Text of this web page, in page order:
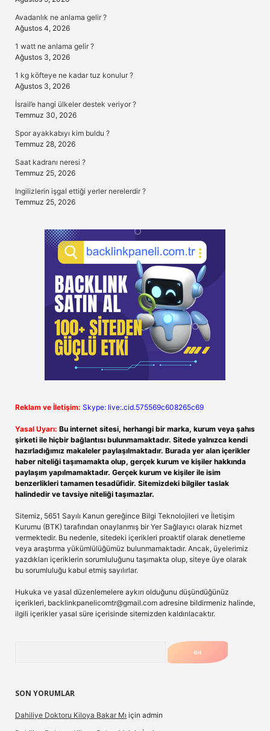
Avadanlık ne anlama gelir ?
Ağustos 4, 2026
1 watt ne anlama gelir ?
Ağustos 3, 2026
1 kg köfteye ne kadar tuz konulur ?
Ağustos 3, 2026
İsrail’e hangi ülkeler destek veriyor ?
Temmuz 30, 2026
Spor ayakkabıyı kim buldu ?
Temmuz 28, 2026
Saat kadranı neresi ?
Temmuz 25, 2026
Ingilizlerin işgal ettiği yerler nerelerdir ?
Temmuz 25, 2026
Reklam ve İletişim: Skype: live:.cid.575569c608265c69
Yasal Uyarı: Bu internet sitesi, herhangi bir marka, kurum veya şahıs
şirketi ile hiçbir bağlantısı bulunmamaktadır. Sitede yalnızca kendi
hazırladığımız makaleler paylaşılmaktadır. Burada yer alan içerikler
haber niteliği taşımamakta olup, gerçek kurum ve kişiler hakkında
paylaşım yapılmamaktadır. Gerçek kurum ve kişiler ile isim
benzerlikleri tamamen tesadüfidir. Sitemizdeki bilgiler taslak
halindedir ve tavsiye niteliği taşımazlar.
Sitemiz, 5651 Sayılı Kanun gereğince Bilgi Teknolojileri ve İletişim
Kurumu (BTK) tarafından onaylanmış bir Yer Sağlayıcı olarak hizmet
vermektedir. Bu nedenle, sitedeki içerikleri proaktif olarak denetleme
veya araştırma yükümlülüğümüz bulunmamaktadır. Ancak, üyelerimiz
yazdıkları içeriklerin sorumluluğunu taşımakta olup, siteye üye olarak
bu sorumluluğu kabul etmiş sayılırlar.
Hukuka ve yasal düzenlemelere aykırı olduğunu düşündüğünüz
içerikleri, backlinkpanelicomtr@gmail.com adresine bildirmeniz halinde,
ilgili içerikler yasal süre içerisinde sitemizden kaldırılacaktır.
SON YORUMLAR
Dahiliye Doktoru Kiloya Bakar Mı için admin